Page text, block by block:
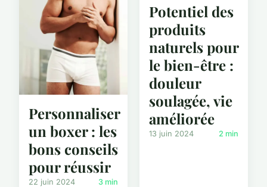
Personnaliser
un boxer : les
bons conseils
pour réussir
22 juin 2024 3 min
Potentiel des
produits
naturels pour
le bien-être :
douleur
soulagée, vie
améliorée
13 juin 2024 2 min